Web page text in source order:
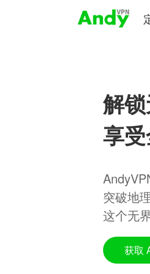
解锁
享受
突破地
这个无
获取